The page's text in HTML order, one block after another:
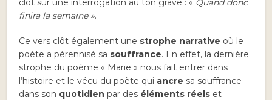
clôt sur une interrogation au ton grave : « Quand donc
finira la semaine ».
Ce vers clôt également une strophe narrative où le
poète a pérennisé sa souffrance. En effet, la dernière
strophe du poème « Marie » nous fait entrer dans
l’histoire et le vécu du poète qui ancre sa souffrance
dans son quotidien par des éléments réels et